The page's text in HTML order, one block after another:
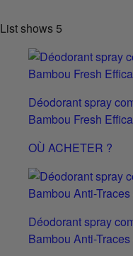
List shows5
Déodorant spray
Bambou Fresh
OÙ ACHETER ?
Déodorant spray
Bambou Anti-Traces